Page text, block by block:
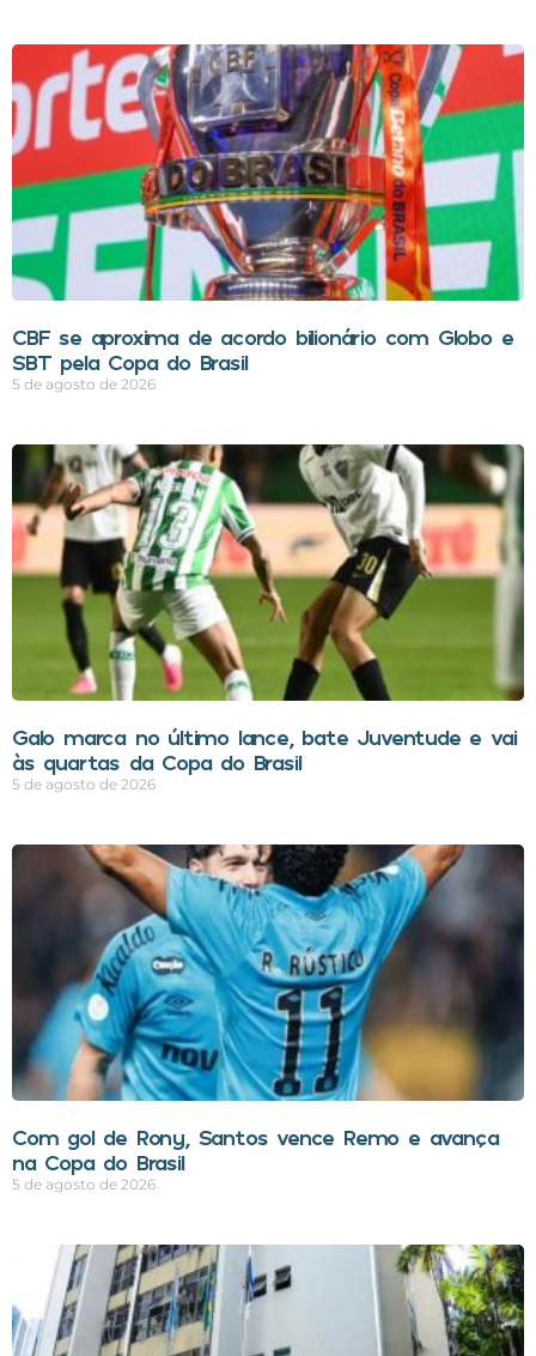
CBF se aproxima de acordo bilionário com Globo e
SBT pela Copa do Brasil
5 de agosto de 2026
Galo marca no último lance, bate Juventude e vai
às quartas da Copa do Brasil
5 de agosto de 2026
Com gol de Rony, Santos vence Remo e avança
na Copa do Brasil
5 de agosto de 2026